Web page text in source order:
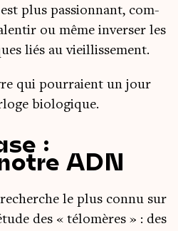
plus pas­sion­nant, com­
ou même inver­ser les
liés au vieillissement.
qui pour­raient un jour
biologique.
:
ADN
recherche le plus connu sur
des « télo­mères » : des